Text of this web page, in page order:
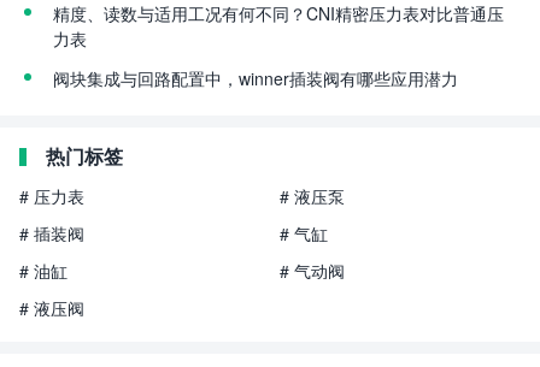
精度、读数与适用工况有何不同？CNI精密压力表对比普通压
力表
阀块集成与回路配置中，winner插装阀有哪些应用潜力
热门标签
# 压力表
# 液压泵
# 插装阀
# 气缸
# 油缸
# 气动阀
# 液压阀